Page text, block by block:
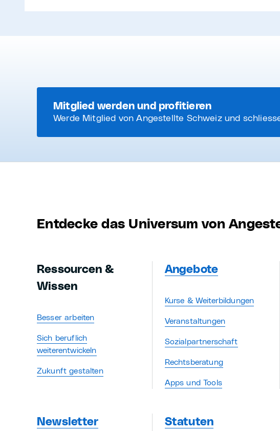
Mitglied werden und profitieren
Werde Mitglied von Angestellte Schweiz und
Entdecke das Universum von
Ressourcen &
Wissen
Besser arbeiten
Sich beruflich
weiterentwickeln
Zukunft gestalten
Angebote
Kurse & Weiterbildungen
Veranstaltungen
Sozialpartnerschaft
Rechtsberatung
Apps und Tools
Newsletter Statuten